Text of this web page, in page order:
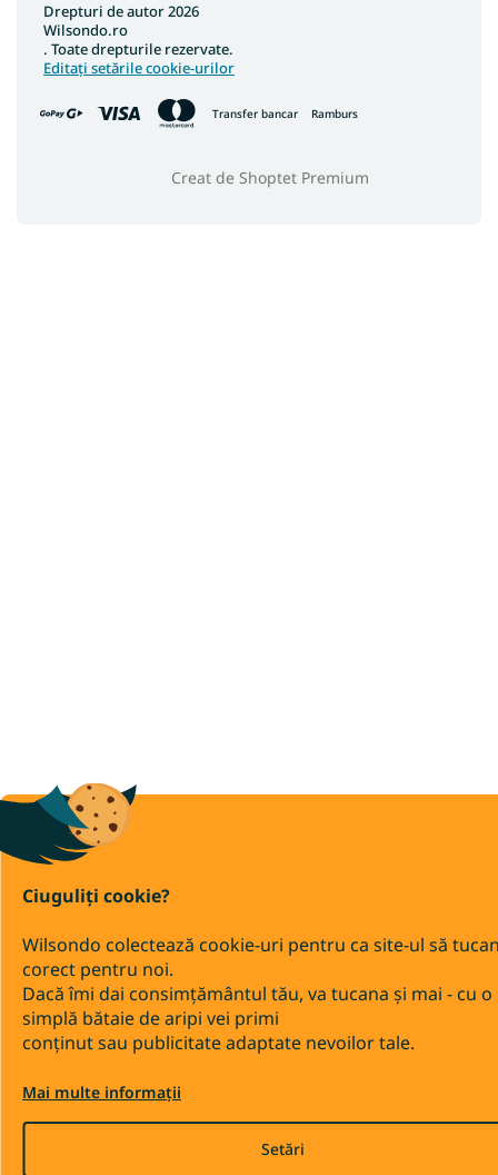
Ciuguliți cookie?
Wilsondo colectează cookie-uri pentru ca site-ul să
corect pentru noi.
Dacă îmi dai consimțământul tău, va tucana și mai - cu o
simplă bătaie de aripi vei primi
conținut sau publicitate adaptate nevoilor tale.
Mai multe informații
Setări
Transfer bancar Ramburs
Creat de Shoptet Premium
Drepturi de autor 2026
Wilsondo.ro
. Toate drepturile rezervate.
Editați setările cookie-urilor